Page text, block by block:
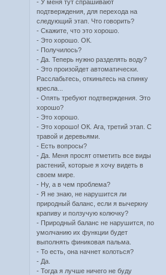
- У меня тут спрашивают
подтверждения, для перехода на
следующий этап. Что говорить?
- Скажите, что это хорошо.
- Это хорошо. ОК.
- Получилось?
- Да. Теперь нужно разделять воду?
- Это произойдет автоматически.
Расслабьтесь, откиньтесь на спинку
кресла...
- Опять требуют подтверждения. Это
хорошо?
- Это хорошо.
- Это хорошо! ОК. Ага, третий этап. С
травой и деревьями.
- Есть вопросы?
- Да. Меня просят отметить все виды
растений, которые я хочу видеть в
своем мире.
- Ну, а в чем проблема?
- Я не знаю, не нарушится ли
природный баланс, если я вычеркну
крапиву и ползучую колючку?
- Природный баланс не нарушится, по
умолчанию их функции будет
выполнять финиковая пальма.
- То есть, она начнет колоться?
- Да.
- Тогда я лучше ничего не буду